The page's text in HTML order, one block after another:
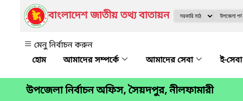
বাংলাদেশ জাতীয় তথ্য বাতায়ন
মেনু নির্বাচন করুন
আমাদের সম্পর্কে
আমাদের সেবা ই-সেবা
উপজেলা নির্বাচন অফিস, সৈয়দপুর, নীলফামারী